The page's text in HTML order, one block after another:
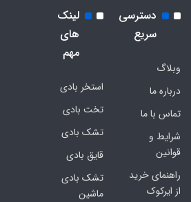
دسترسی
سریع
وبلاگ
درباره ما
تماس با ما
شرایط و
قوانین
راهنمای خرید
از ایرکوک
لینک
های
مهم
استخر بادی
تخت بادی
تشک بادی
قایق بادی
تشک بادی
ماشین